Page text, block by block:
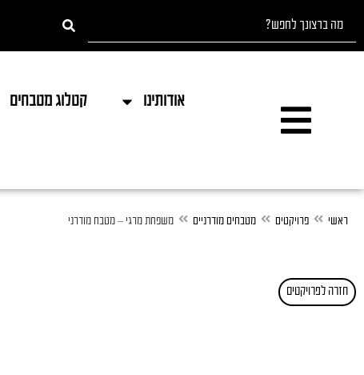
אודותינו קטלוג מטבחים
ראשי פרויקטים מטבחים מודרניים משפחת מרגי – מטבח מודרני
חזרה לפרויקטים